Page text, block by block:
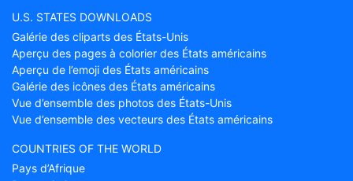
U.S. STATES DOWNLOADS
Galérie des cliparts des États-Unis
Aperçu des pages à colorier des États américains
Aperçu de l’emoji des États américains
Galérie des icônes des États américains
Vue d’ensemble des photos des États-Unis
Vue d’ensemble des vecteurs des États américains
COUNTRIES OF THE WORLD
Pays d’Afrique